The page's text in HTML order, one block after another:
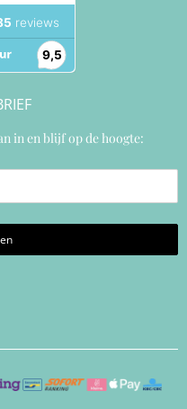
in en blijf op de hoogte: